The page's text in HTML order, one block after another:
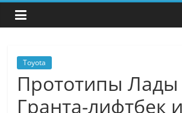
Toyota
Прототипы Лады
Гранта-лифтбек